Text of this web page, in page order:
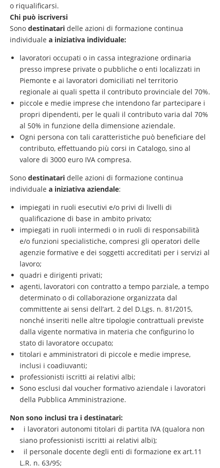
o riqualificarsi.
Chi può iscriversi
Sono destinatari delle azioni di formazione continua
individuale a iniziativa individuale:
lavoratori occupati o in cassa integrazione ordinaria
presso imprese private o pubbliche o enti localizzati in
Piemonte e ai lavoratori domiciliati nel territorio
regionale ai quali spetta il contributo provinciale del 70%.
piccole e medie imprese che intendono far partecipare i
propri dipendenti, per le quali il contributo varia dal 70%
al 50% in funzione della dimensione aziendale.
Ogni persona con tali caratteristiche può beneficiare del
contributo, effettuando più corsi in Catalogo, sino al
valore di 3000 euro IVA compresa.
Sono destinatari delle azioni di formazione continua
individuale a iniziativa aziendale:
impiegati in ruoli esecutivi e/o privi di livelli di
qualificazione di base in ambito privato;
impiegati in ruoli intermedi o in ruoli di responsabilità
e/o funzioni specialistiche, compresi gli operatori delle
agenzie formative e dei soggetti accreditati per i servizi al
lavoro;
quadri e dirigenti privati;
agenti, lavoratori con contratto a tempo parziale, a tempo
determinato o di collaborazione organizzata dal
committente ai sensi dell’art. 2 del D.Lgs. n. 81/2015,
nonché inseriti nelle altre tipologie contrattuali previste
dalla vigente normativa in materia che configurino lo
stato di lavoratore occupato;
titolari e amministratori di piccole e medie imprese,
inclusi i coadiuvanti;
professionisti iscritti ai relativi albi;
Sono esclusi dal voucher formativo aziendale i lavoratori
della Pubblica Amministrazione.
Non sono inclusi tra i destinatari:
i lavoratori autonomi titolari di partita IVA (qualora non
siano professionisti iscritti ai relativi albi);
il personale docente degli enti di formazione ex art.11
L.R. n. 63/95;